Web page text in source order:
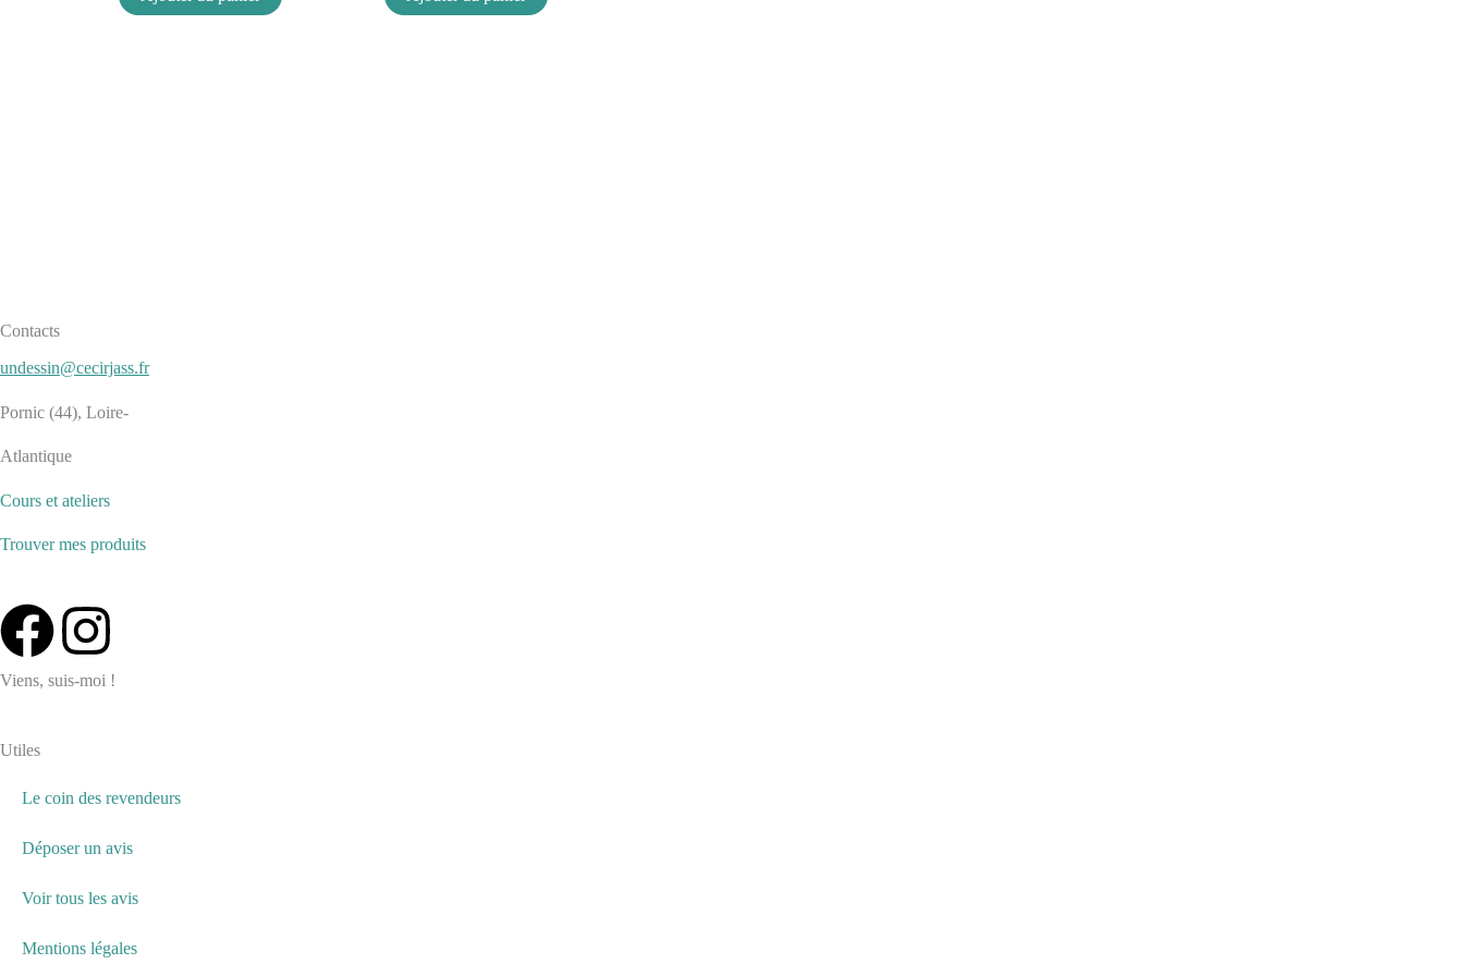
Contacts
undessin@cecirjass.fr
Pornic (44), Loire-
Atlantique
Cours et ateliers
Trouver mes produits
F
a
c
e
b
o
o
I
n
t
a
g
r
Viens, suis-moi !
Utiles
Le coin des revendeurs
Déposer un avis
Voir tous les avis
Mentions légales